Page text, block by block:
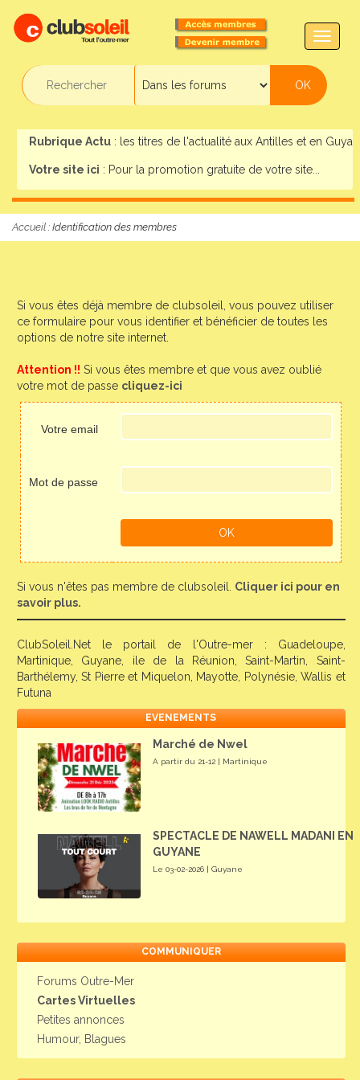
Rubrique Actu : les titres de l'actualité aux Antilles et en
Votre site ici : Pour la promotion gratuite de votre site...
Accueil : Identification des membres
Si vous êtes déjà membre de clubsoleil, vous pouvez utiliser
ce formulaire pour vous identifier et bénéficier de toutes les
options de notre site internet.
Attention !! Si vous êtes membre et que vous avez oublié
votre mot de passe cliquez-ici
Votre email
Mot de passe
Si vous n'êtes pas membre de clubsoleil. Cliquer ici pour en
savoir plus.
ClubSoleil.Net le portail de l'Outre-mer : Guadeloupe,
Martinique, Guyane, ile de la Réunion, Saint-Martin, Saint-
Barthélemy, St Pierre et Miquelon, Mayotte, Polynésie, Wallis et
Futuna
EVENEMENTS
Marché de Nwel
A partir du 21-12 | Martinique
SPECTACLE DE NAWELL MADANI EN
GUYANE
Le 03-02-2026 | Guyane
COMMUNIQUER
Forums Outre-Mer
Cartes Virtuelles
Petites annonces
Humour, Blagues